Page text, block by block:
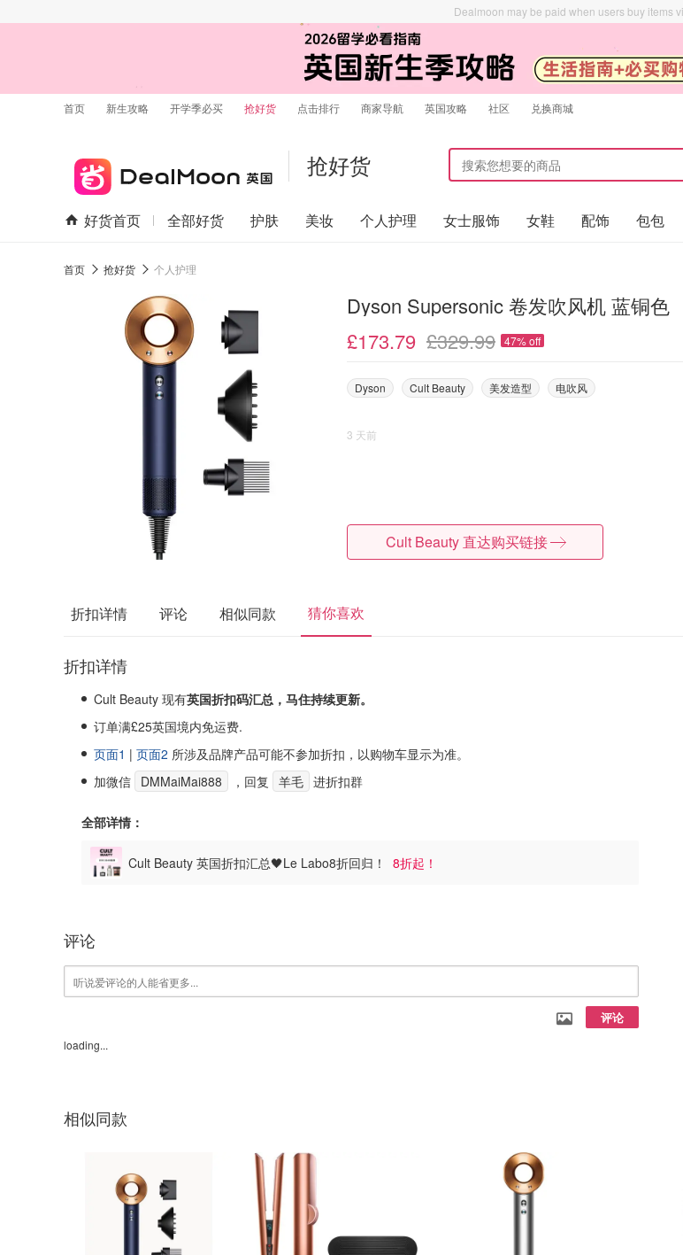
Dealmoon may be paid when users buy items
首页 新生攻略 开学季必买 抢好货 点击排行 商家导航 英国攻略 社区 兑换商城
抢好货
好货首页 全部好货 护肤 美妆 个人护理 女士服饰 女鞋 配饰 包包
首页 抢好货 个人护理
Dyson Supersonic 卷发吹风机 蓝铜色
£173.79 £329.99 47% off
Dyson Cult Beauty 美发造型 电吹风
3 天前
Cult Beauty 直达购买链接
折扣详情 评论 相似同款 猜你喜欢
折扣详情
Cult Beauty 现有英国折扣码汇总，马住持续更新。
订单满£25英国境内免运费.
页面1 | 页面2 所涉及品牌产品可能不参加折扣，以购物车显示为准。
加微信 DMMaiMai888 ，回复 羊毛 进折扣群
全部详情：
Cult Beauty 英国折扣汇总🖤Le Labo8折回归！ 8折起！
评论
评论
loading...
相似同款